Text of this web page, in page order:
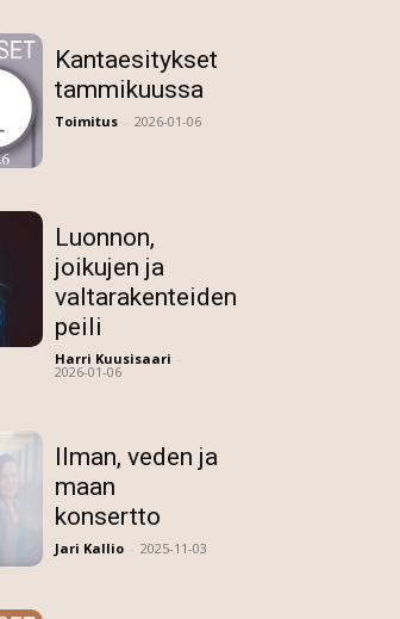
Kantaesitykset
tammikuussa
Toimitus - 2026-01-06
Luonnon,
joikujen ja
valtarakenteiden
peili
Harri Kuusisaari -
2026-01-06
Ilman, veden ja
maan
konsertto
Jari Kallio - 2025-11-03